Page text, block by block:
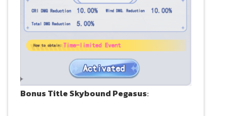
Bonus Title Skybound Pegasus: